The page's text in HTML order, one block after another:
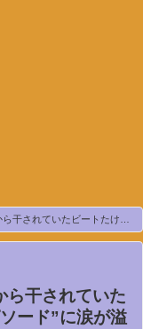
干されていたビートたけし
志村けんの人間性がガチで
ら干されていた
ード”に涙が溢